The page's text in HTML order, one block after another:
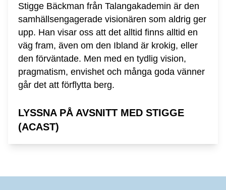
Stigge Bäckman från Talangakademin är den
samhällsengagerade visionären som aldrig ger
upp. Han visar oss att det alltid finns alltid en
väg fram, även om den Ibland är krokig, eller
den förväntade. Men med en tydlig vision,
pragmatism, envishet och många goda vänner
går det att förflytta berg.
LYSSNA PÅ AVSNITT MED STIGGE
(ACAST)